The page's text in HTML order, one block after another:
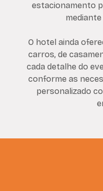
estacionamento
O hotel ainda
carros, de
cada detalhe do
conforme as
personalizado